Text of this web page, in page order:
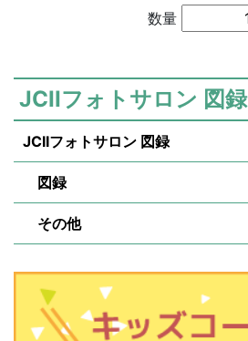
数量
JCIIフォトサロン 図録
JCIIフォトサロン 図録
図録
その他